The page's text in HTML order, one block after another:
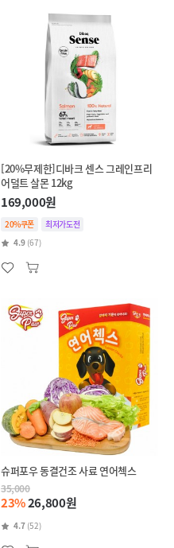
[20%무제한]디바크 센스 그레인프리
어덜트 살몬 12kg
169,000원
20%쿠폰
최저가도전
4.9 (67)
슈퍼포우 동결건조 사료 연어첵스
35,000
23%26,800원
4.7 (52)